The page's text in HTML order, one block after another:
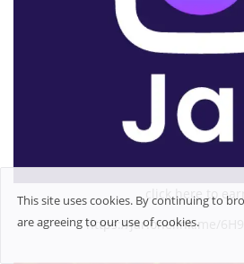
click here to
https://jar.onelink.me/
This site uses cookies. By continuing to
are agreeing to our use of cookies.